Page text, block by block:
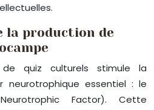
la production de
quiz culturels stimule la
neurotrophique essentiel : le
Factor). Cette